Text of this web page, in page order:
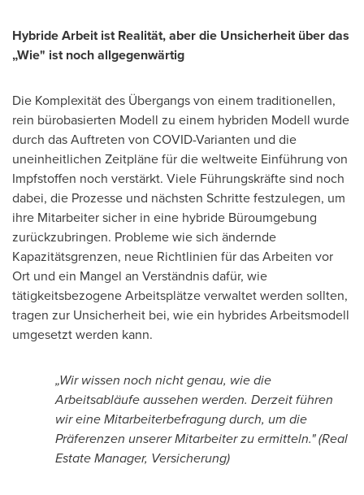
Hybride Arbeit ist Realität, aber die Unsicherheit über das
„Wie" ist noch allgegenwärtig
Die Komplexität des Übergangs von einem traditionellen,
rein bürobasierten Modell zu einem hybriden Modell wurde
durch das Auftreten von COVID-Varianten und die
uneinheitlichen Zeitpläne für die weltweite Einführung von
Impfstoffen noch verstärkt. Viele Führungskräfte sind noch
dabei, die Prozesse und nächsten Schritte festzulegen, um
ihre Mitarbeiter sicher in eine hybride Büroumgebung
zurückzubringen. Probleme wie sich ändernde
Kapazitätsgrenzen, neue Richtlinien für das Arbeiten vor
Ort und ein Mangel an Verständnis dafür, wie
tätigkeitsbezogene Arbeitsplätze verwaltet werden sollten,
tragen zur Unsicherheit bei, wie ein hybrides Arbeitsmodell
umgesetzt werden kann.
„Wir wissen noch nicht genau, wie die
Arbeitsabläufe aussehen werden. Derzeit führen
wir eine Mitarbeiterbefragung durch, um die
Präferenzen unserer Mitarbeiter zu ermitteln." (Real
Estate Manager, Versicherung)